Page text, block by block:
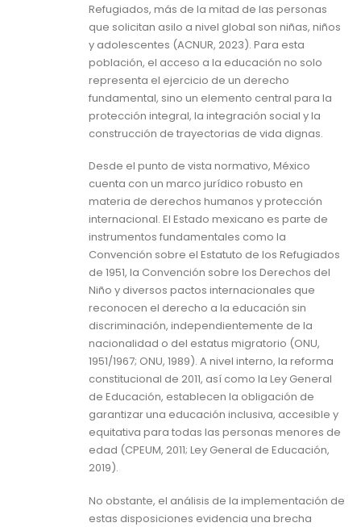
Refugiados, más de la mitad de las personas
que solicitan asilo a nivel global son niñas, niños
y adolescentes (ACNUR, 2023). Para esta
población, el acceso a la educación no solo
representa el ejercicio de un derecho
fundamental, sino un elemento central para la
protección integral, la integración social y la
construcción de trayectorias de vida dignas.
Desde el punto de vista normativo, México
cuenta con un marco jurídico robusto en
materia de derechos humanos y protección
internacional. El Estado mexicano es parte de
instrumentos fundamentales como la
Convención sobre el Estatuto de los Refugiados
de 1951, la Convención sobre los Derechos del
Niño y diversos pactos internacionales que
reconocen el derecho a la educación sin
discriminación, independientemente de la
nacionalidad o del estatus migratorio (ONU,
1951/1967; ONU, 1989). A nivel interno, la reforma
constitucional de 2011, así como la Ley General
de Educación, establecen la obligación de
garantizar una educación inclusiva, accesible y
equitativa para todas las personas menores de
edad (CPEUM, 2011; Ley General de Educación,
2019).
No obstante, el análisis de la implementación de
estas disposiciones evidencia una brecha